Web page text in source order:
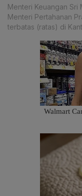
Menteri Keuangan
Menteri Pertahanan
terbatas (ratas) di